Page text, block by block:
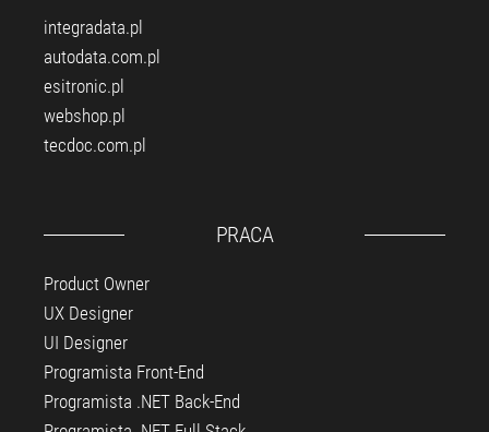
integradata.pl
autodata.com.pl
esitronic.pl
webshop.pl
tecdoc.com.pl
PRACA
Product Owner
UX Designer
UI Designer
Programista Front-End
Programista .NET Back-End